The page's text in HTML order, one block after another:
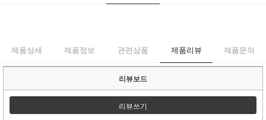
제품상세 제품정보 관련상품 제품리뷰 제품문의
리뷰보드
리뷰쓰기